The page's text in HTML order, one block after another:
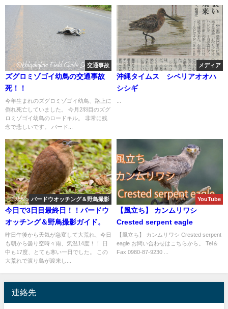
交通事故
ズグロミゾゴイ幼鳥の交通事故
死！！
今年生まれのズグロミゾゴイ幼鳥、路上に
倒れ死亡していました。 今月2羽目のズグ
ロミゾゴイ幼鳥のロードキル。 非常に残
念で悲しいです。 バード...
メディア
沖縄タイムス シベリアオオハ
シシギ
バードウオッチング＆野鳥撮影
今日で3日目最終日！！バードウ
オッチング＆野鳥撮影ガイド。
昨日午後から天気が急変して大荒れ、今日
も朝から曇り空時々雨、気温14度！！ 日
中も17度、とても寒い一日でした。 この
大荒れで渡り鳥が渡来し...
YouTube
【風立ち】 カンムリワシ
Crested serpent eagle
【風立ち】 カンムリワシ Crested serpent
eagle お問い合わせはこちらから。 Tel＆
Fax 0980-87-9230 ...
連絡先